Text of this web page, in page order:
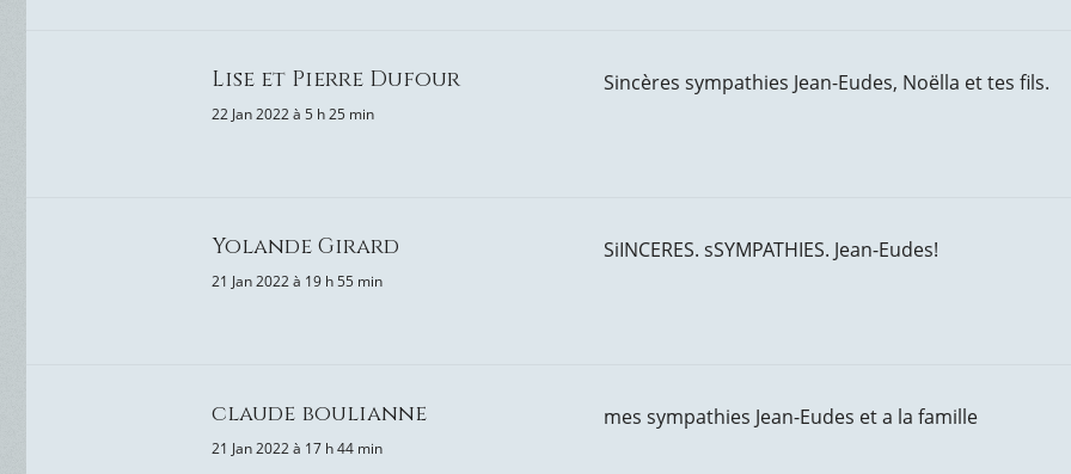
Lise et Pierre Dufour
22 Jan 2022 à 5 h 25 min
Sincères sympathies Jean-Eudes, Noëlla et tes fils.
Yolande Girard
21 Jan 2022 à 19 h 55 min
SiINCERES. sSYMPATHIES. Jean-Eudes!
claude boulianne
21 Jan 2022 à 17 h 44 min
mes sympathies Jean-Eudes et a la famille